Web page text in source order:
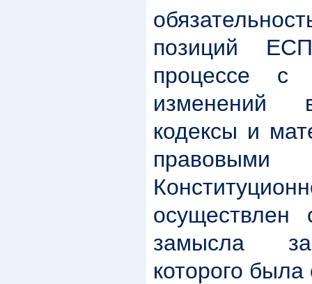
позиций
процессе с
изменений
кодексы и
замысла
которого была